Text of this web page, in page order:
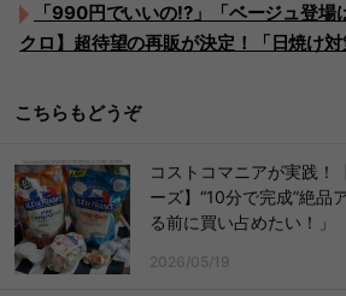
「990円でいいの!?」「ベージュ登場
クロ】超待望の再販が決定！「日焼け
こちらもどうぞ
コストコマニアが実践！
ーズ】“10分で完成”絶品
る前に買い占めたい！」
2026/05/19